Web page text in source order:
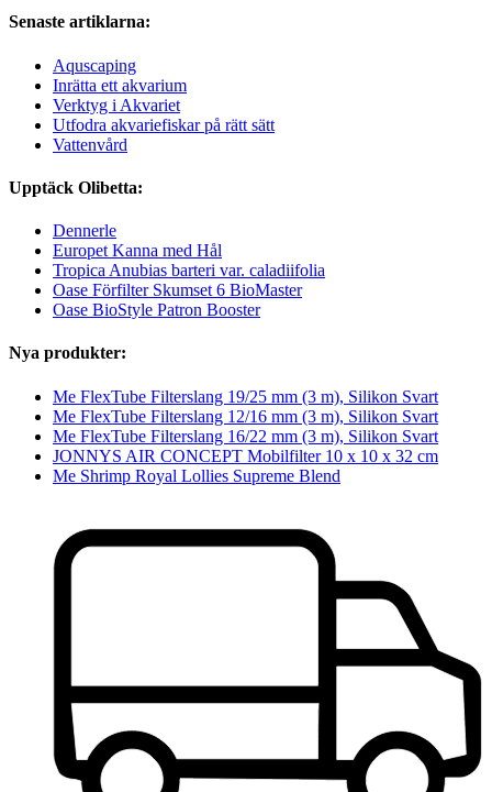
Senaste artiklarna:
Aquscaping
Inrätta ett akvarium
Verktyg i Akvariet
Utfodra akvariefiskar på rätt sätt
Vattenvård
Upptäck Olibetta:
Dennerle
Europet Kanna med Hål
Tropica Anubias barteri var. caladiifolia
Oase Förfilter Skumset 6 BioMaster
Oase BioStyle Patron Booster
Nya produkter:
Me FlexTube Filterslang 19/25 mm (3 m), Silikon Svart
Me FlexTube Filterslang 12/16 mm (3 m), Silikon Svart
Me FlexTube Filterslang 16/22 mm (3 m), Silikon Svart
JONNYS AIR CONCEPT Mobilfilter 10 x 10 x 32 cm
Me Shrimp Royal Lollies Supreme Blend